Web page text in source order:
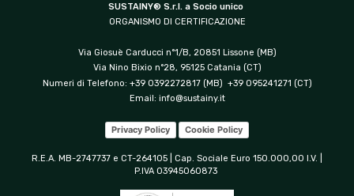
SUSTAINY® S.r.l. a Socio unico
ORGANISMO DI CERTIFICAZIONE
Via Giosuè Carducci n°1/B, 20851 Lissone (MB)
Via Nino Bixio n°28, 95125 Catania (CT)
Numeri di Telefono: +39 0392272817 (MB) +39 095241271 (CT)
Email: info@sustainy.it
Privacy Policy Cookie Policy
R.E.A. MB-2747737 e CT-264105 | Cap. Sociale Euro 150.000,00 I.V. |
P.IVA 03945060873